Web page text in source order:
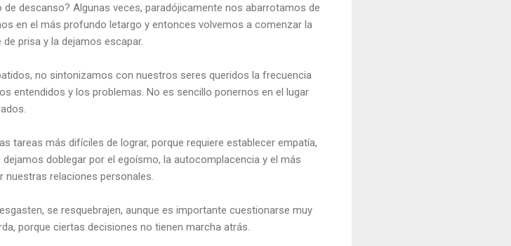
descanso? Algunas veces, paradójicamente nos abarrotamos de
en el más profundo letargo y entonces volvemos a comenzar la
prisa y la dejamos escapar.
no sintonizamos con nuestros seres queridos la frecuencia
entendidos y los problemas. No es sencillo ponernos en el lugar
tareas más difíciles de lograr, porque requiere establecer empatía,
doblegar por el egoísmo, la autocomplacencia y el más
relaciones personales.
se resquebrajen, aunque es importante cuestionarse muy
porque ciertas decisiones no tienen marcha atrás.